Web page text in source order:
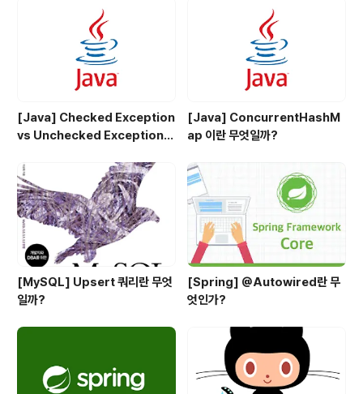
[Java] Checked Exception
vs Unchecked Exception
[Java] ConcurrentHashM
ap 이란 무엇일까?
[MySQL] Upsert 쿼리란 무엇
일까?
[Spring] @Autowired란 무
엇인가?